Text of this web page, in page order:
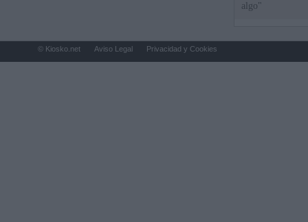
algo"
© Kiosko.net Aviso Legal Privacidad y Cookies